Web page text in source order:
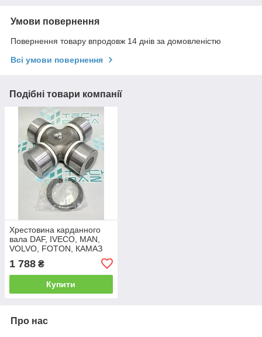
Умови повернення
Повернення товару впродовж 14 днів за домовленістю
Всі умови повернення
Подібні товари компанії
Хрестовина карданного
вала DAF, IVECO, MAN,
VOLVO, FOTON, КАМАЗ
Дорожня Карта 6520-
2205025-01
1 788 ₴
Купити
Про нас